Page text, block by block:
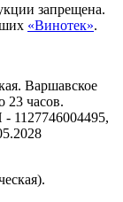
запрещена.
«Винотек».
Варшавское
23 часов.